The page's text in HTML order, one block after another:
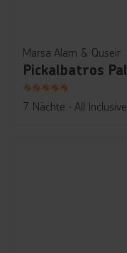
Marsa Alam & Quseir
5
7 Nächte ∙ All Inclusive